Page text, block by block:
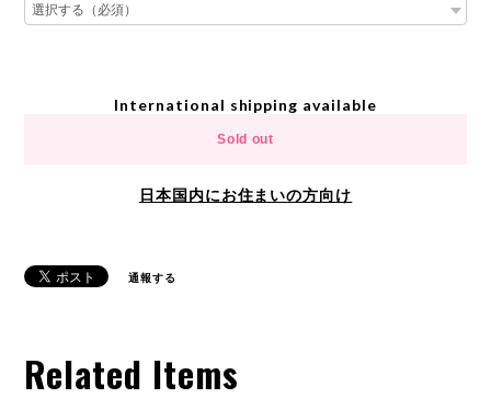
International shipping available
Sold out
日本国内にお住まいの方向け
通報する
Related Items